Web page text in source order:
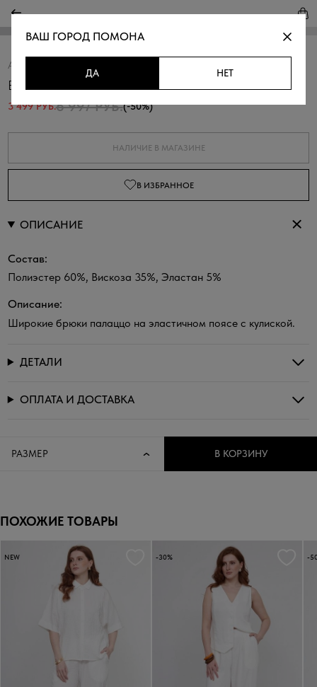
Артикул:
Брюки палаццо на резинке
3 499 РУБ.6 997 РУБ.(-50%)
НАЛИЧИЕ В МАГАЗИНЕ
В ИЗБРАННОЕ
ОПИСАНИЕ
Состав:
Полиэстер 60%, Вискоза 35%, Эластан 5%
Описание:
Широкие брюки палаццо на эластичном поясе с кулиской.
ДЕТАЛИ
ОПЛАТА И ДОСТАВКА
РАЗМЕР В КОРЗИНУ
ПОХОЖИЕ ТОВАРЫ
NEW -30% -
ВАШ ГОРОД ПОМОНА
ДА НЕТ